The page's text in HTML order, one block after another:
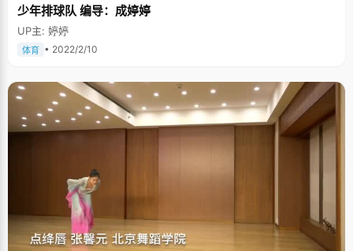
少年排球队 编导：成婷婷
UP主: 婷婷
体育 • 2022/2/10